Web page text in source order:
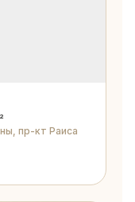
пр-кт Раиса